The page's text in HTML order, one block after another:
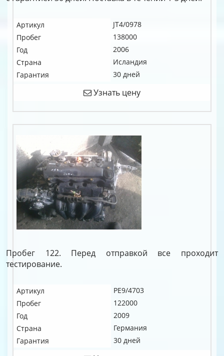
Артикул
JT4/0978
Пробег
138000
Год
2006
Страна
Исландия
Гарантия
30 дней
Узнать цену
Пробег 122. Перед отправкой все проходит
тестирование.
Артикул
PE9/4703
Пробег
122000
Год
2009
Страна
Германия
Гарантия
30 дней